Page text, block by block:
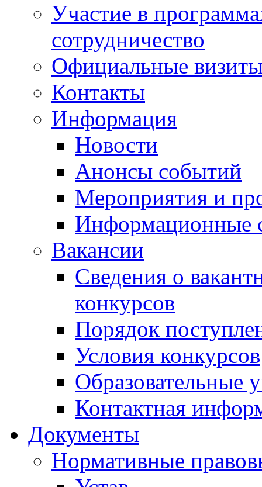
Участие в
сотрудничество
Официальные
Контакты
Информация
Новости
Анонсы событий
Мероприятия и
Информационные
Вакансии
Сведения о
конкурсов
Порядок
Условия конкурсов
Образовательные
Контактная
Документы
Нормативные